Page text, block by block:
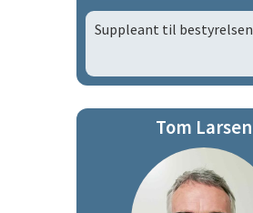
Suppleant til bestyrelsen
Tom Larsen